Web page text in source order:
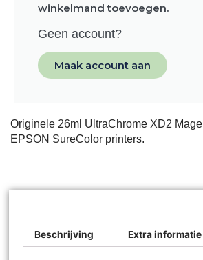
winkelmand toevoegen.
Geen account?
Maak account aan
Originele 26ml UltraChrome XD2
EPSON SureColor printers.
Beschrijving Extra informatie